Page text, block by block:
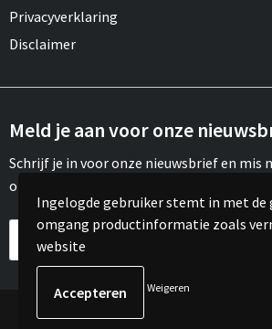
Privacyverklaring
Disclaimer
Meld je aan voor onze
Schrijf je in voor onze nieuwsbrief en mis
onze leuke aanbiedingen of updates.
© Copyright Meroh 2022
Ingelogde gebruiker stemt in met de
omgang productinformatie zoals
website
Weigeren